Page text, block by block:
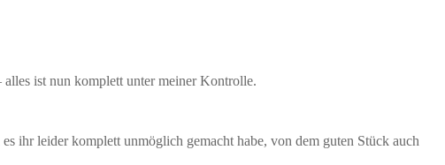
ist nun komplett unter meiner Kontrolle.
ihr leider komplett unmöglich gemacht habe, von dem guten Stück auch